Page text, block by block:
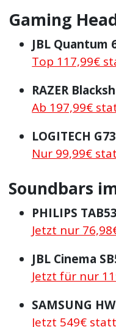
Gaming
JBL Quantum
Top 117,99€
RAZER
Ab 197,99€
LOGITECH
Nur 99,99€
Soundbars
PHILIPS
Jetzt nur
JBL Cinema
Jetzt für nur
SAMSUNG
Jetzt 549€